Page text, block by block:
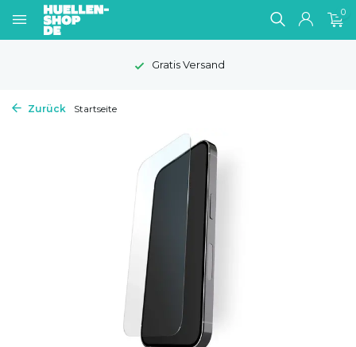
0
Gratis Versand
Zurück Startseite